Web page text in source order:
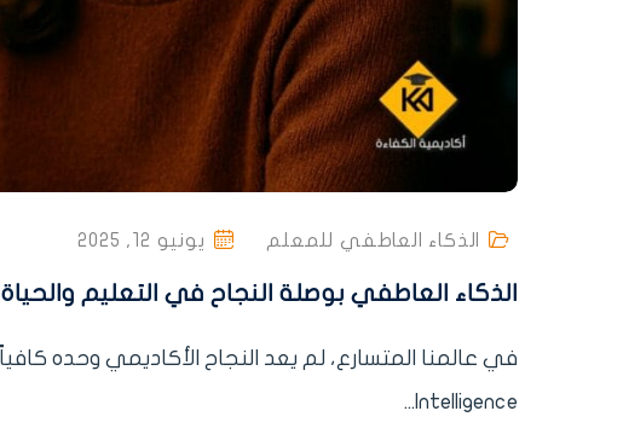
الذكاء العاطفي للمعلم يونيو 12, 2025
الذكاء العاطفي بوصلة النجاح في التعليم والحياة
Intelligence...